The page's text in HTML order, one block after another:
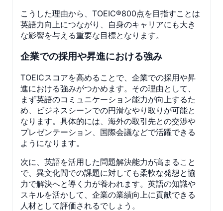
こうした理由から、TOEIC®800点を目指すことは
英語力向上につながり、自身のキャリアにも大き
な影響を与える重要な目標となります。
企業での採用や昇進における強み
TOEICスコアを高めることで、企業での採用や昇
進における強みがつかめます。その理由として、
まず英語のコミュニケーション能力が向上するた
め、ビジネスシーンでの円滑なやり取りが可能と
なります。具体的には、海外の取引先との交渉や
プレゼンテーション、国際会議などで活躍できる
ようになります。
次に、英語を活用した問題解決能力が高まること
で、異文化間での課題に対しても柔軟な発想と協
力で解決へと導く力が養われます。英語の知識や
スキルを活かして、企業の業績向上に貢献できる
人材として評価されるでしょう。